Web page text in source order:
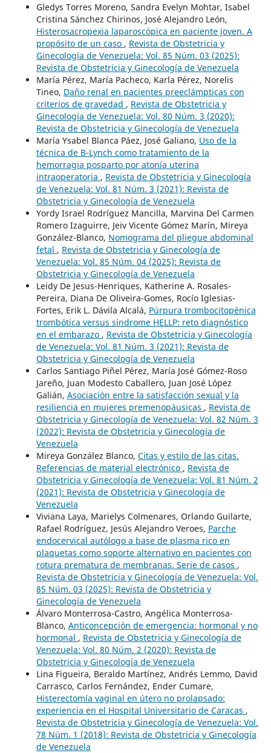
Gledys Torres Moreno, Sandra Evelyn Mohtar, Isabel
Cristina Sánchez Chirinos, José Alejandro León,
Histerosacropexia laparoscópica en paciente joven. A
propósito de un caso , Revista de Obstetricia y
Ginecología de Venezuela: Vol. 85 Núm. 03 (2025):
Revista de Obstetricia y Ginecología de Venezuela
María Pérez, María Pacheco, Karla Pérez, Norelis
Tineo, Daño renal en pacientes preeclámpticas con
criterios de gravedad , Revista de Obstetricia y
Ginecología de Venezuela: Vol. 80 Núm. 3 (2020):
Revista de Obstetricia y Ginecología de Venezuela
María Ysabel Blanca Páez, José Galiano, Uso de la
técnica de B-Lynch como tratamiento de la
hemorragia posparto por atonía uterina
intraoperatoria , Revista de Obstetricia y Ginecología
de Venezuela: Vol. 81 Núm. 3 (2021): Revista de
Obstetricia y Ginecología de Venezuela
Yordy Israel Rodríguez Mancilla, Marvina Del Carmen
Romero Izaguirre, Jeiv Vicente Gómez Marín, Mireya
González-Blanco, Nomograma del pliegue abdominal
fetal , Revista de Obstetricia y Ginecología de
Venezuela: Vol. 85 Núm. 04 (2025): Revista de
Obstetricia y Ginecología de Venezuela
Leidy De Jesus-Henriques, Katherine A. Rosales-
Pereira, Diana De Oliveira-Gomes, Rocío Iglesias-
Fortes, Erik L. Dávila Alcalá, Púrpura trombocitopénica
trombótica versus síndrome HELLP: reto diagnóstico
en el embarazo , Revista de Obstetricia y Ginecología
de Venezuela: Vol. 81 Núm. 3 (2021): Revista de
Obstetricia y Ginecología de Venezuela
Carlos Santiago Piñel Pérez, María José Gómez-Roso
Jareño, Juan Modesto Caballero, Juan José López
Galián, Asociación entre la satisfacción sexual y la
resiliencia en mujeres premenopáusicas , Revista de
Obstetricia y Ginecología de Venezuela: Vol. 82 Núm. 3
(2022): Revista de Obstetricia y Ginecología de
Venezuela
Mireya González Blanco, Citas y estilo de las citas.
Referencias de material electrónico , Revista de
Obstetricia y Ginecología de Venezuela: Vol. 81 Núm. 2
(2021): Revista de Obstetricia y Ginecología de
Venezuela
Viviana Laya, Marielys Colmenares, Orlando Guilarte,
Rafael Rodríguez, Jesús Alejandro Veroes, Parche
endocervical autólogo a base de plasma rico en
plaquetas como soporte alternativo en pacientes con
rotura prematura de membranas. Serie de casos ,
Revista de Obstetricia y Ginecología de Venezuela: Vol.
85 Núm. 03 (2025): Revista de Obstetricia y
Ginecología de Venezuela
Álvaro Monterrosa-Castro, Angélica Monterrosa-
Blanco, Anticoncepción de emergencia: hormonal y no
hormonal , Revista de Obstetricia y Ginecología de
Venezuela: Vol. 80 Núm. 2 (2020): Revista de
Obstetricia y Ginecología de Venezuela
Lina Figueira, Beraldo Martínez, Andrés Lemmo, David
Carrasco, Carlos Fernández, Ender Cumare,
Histerectomía vaginal en útero no prolapsado:
experiencia en el Hospital Universitario de Caracas ,
Revista de Obstetricia y Ginecología de Venezuela: Vol.
78 Núm. 1 (2018): Revista de Obstetricia y Ginecología
de Venezuela